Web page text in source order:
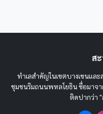
ส
ทำเลสำคัญในเขตบางเขนแล
ชุมชนริมถนนพหลโยธิน ชื่อมาจ
ติดปากว่า